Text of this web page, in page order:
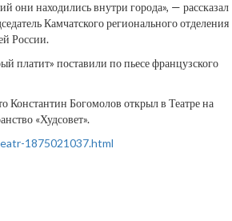
они находились внутри города», — рассказал
Камчатского регионального отделения
России.
платит» поставили по пьесе французского
Константин Богомолов открыл в Театре на
«Худсовет».
1875021037.html